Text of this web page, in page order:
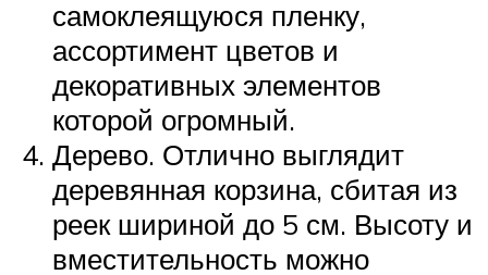
самоклеящуюся пленку,
ассортимент цветов и
декоративных элементов
которой огромный.
Дерево. Отлично выглядит
деревянная корзина, сбитая из
реек шириной до 5 см. Высоту и
вместительность можно